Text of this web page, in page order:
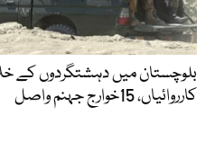
بلوچستان میں دہشتگردوں کے
کارروائیاں، 15خوارج جہنم واصل